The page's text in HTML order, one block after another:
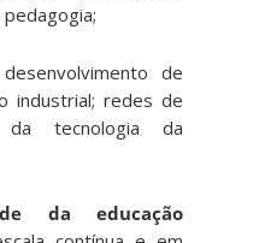
de
industrial; redes de
tecnologia da
da educação